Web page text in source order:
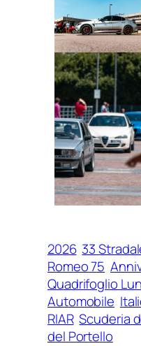
2026 33
Romeo 75
Quadrifoglio
Automobile
RIAR Scuderia
del Portello